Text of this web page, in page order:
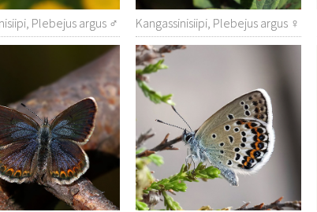
Plebejus argus ♂ Kangassinisiipi, Plebejus argus ♀